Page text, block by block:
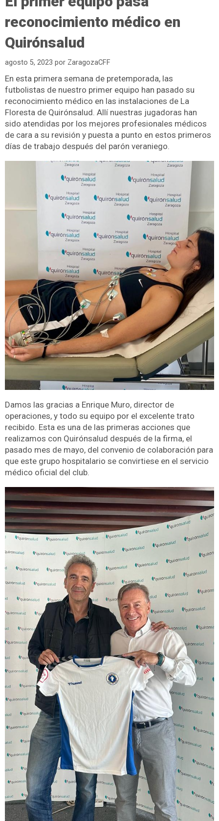
reconocimiento médico en
Quirónsalud
agosto 5, 2023 por ZaragozaCFF
En esta primera semana de pretemporada, las
futbolistas de nuestro primer equipo han pasado su
reconocimiento médico en las instalaciones de La
Floresta de Quirónsalud. Allí nuestras jugadoras han
sido atendidas por los mejores profesionales médicos
de cara a su revisión y puesta a punto en estos primeros
días de trabajo después del parón veraniego.
Damos las gracias a Enrique Muro, director de
operaciones, y todo su equipo por el excelente trato
recibido. Esta es una de las primeras acciones que
realizamos con Quirónsalud después de la firma, el
pasado mes de mayo, del convenio de colaboración para
que este grupo hospitalario se convirtiese en el servicio
médico oficial del club.